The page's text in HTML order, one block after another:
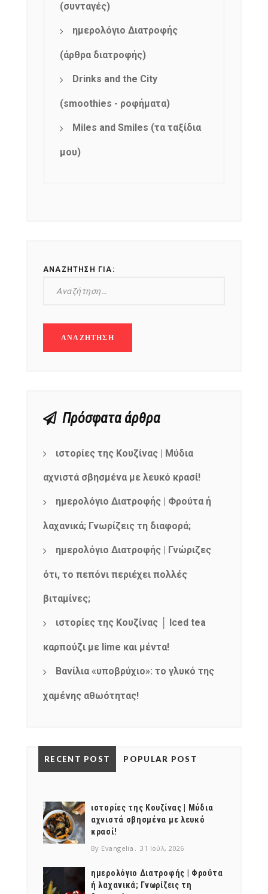
(συνταγές)
ημερολόγιο Διατροφής
(άρθρα διατροφής)
Drinks and the City
(smoothies - ροφήματα)
Miles and Smiles (τα ταξίδια
μου)
ΑΝΑΖΉΤΗΣΗ ΓΙΑ:
Πρόσφατα άρθρα
ιστορίες της Κουζίνας | Μύδια
αχνιστά σβησμένα με λευκό κρασί!
ημερολόγιο Διατροφής | Φρούτα ή
λαχανικά; Γνωρίζεις τη διαφορά;
ημερολόγιο Διατροφής | Γνώριζες
ότι, το πεπόνι περιέχει πολλές
βιταμίνες;
ιστορίες της Κουζίνας │ Iced tea
καρπούζι με lime και μέντα!
Βανίλια «υποβρύχιο»: το γλυκό της
χαμένης αθωότητας!
RECENT POST POPULAR POST
ιστορίες της Κουζίνας | Μύδια
αχνιστά σβησμένα με λευκό
κρασί!
By Evangelia 31 Ιούλ, 2026
ημερολόγιο Διατροφής | Φρούτα
ή λαχανικά; Γνωρίζεις τη